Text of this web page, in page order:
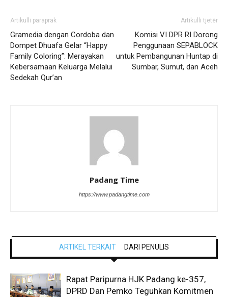
Artikulli paraprak
Gramedia dengan Cordoba dan
Dompet Dhuafa Gelar “Happy
Family Coloring”: Merayakan
Kebersamaan Keluarga Melalui
Sedekah Qur’an
Artikulli tjetër
Komisi VI DPR RI Dorong
Penggunaan SEPABLOCK
untuk Pembangunan Huntap di
Sumbar, Sumut, dan Aceh
Padang Time
https://www.padangtime.com
ARTIKEL TERKAIT DARI PENULIS
Rapat Paripurna HJK Padang ke-357,
DPRD Dan Pemko Teguhkan Komitmen